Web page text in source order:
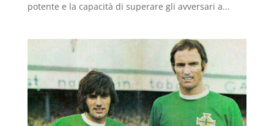
potente e la capacità di superare gli avversari a...